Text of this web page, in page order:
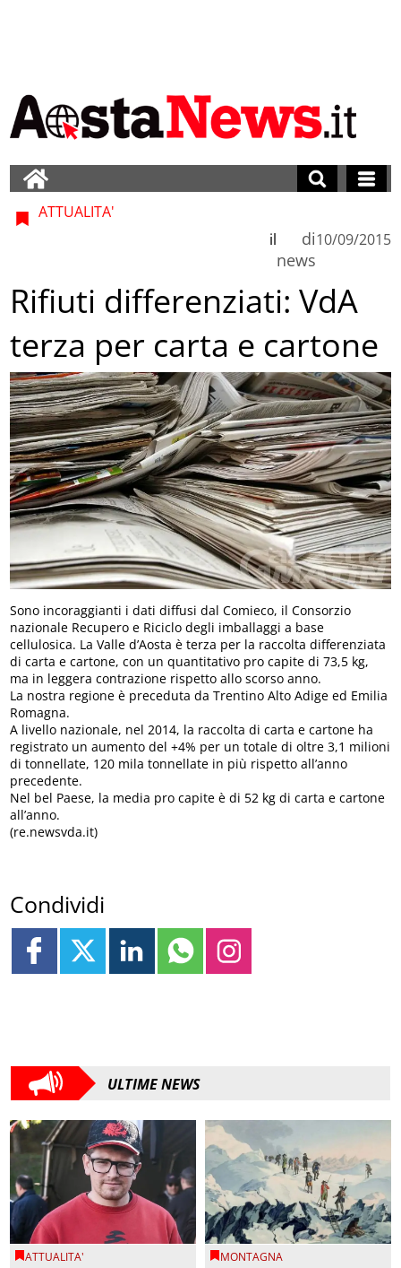
ATTUALITA'
di
news
il 10/09/2015
Rifiuti differenziati: VdA
terza per carta e cartone
Sono incoraggianti i dati diffusi dal Comieco, il Consorzio
nazionale Recupero e Riciclo degli imballaggi a base
cellulosica. La Valle d’Aosta è terza per la raccolta differenziata
di carta e cartone, con un quantitativo pro capite di 73,5 kg,
ma in leggera contrazione rispetto allo scorso anno.
La nostra regione è preceduta da Trentino Alto Adige ed Emilia
Romagna.
A livello nazionale, nel 2014, la raccolta di carta e cartone ha
registrato un aumento del +4% per un totale di oltre 3,1 milioni
di tonnellate, 120 mila tonnellate in più rispetto all’anno
precedente.
Nel bel Paese, la media pro capite è di 52 kg di carta e cartone
all’anno.
(re.newsvda.it)
Condividi
ULTIME NEWS
ATTUALITA' MONTAGNA